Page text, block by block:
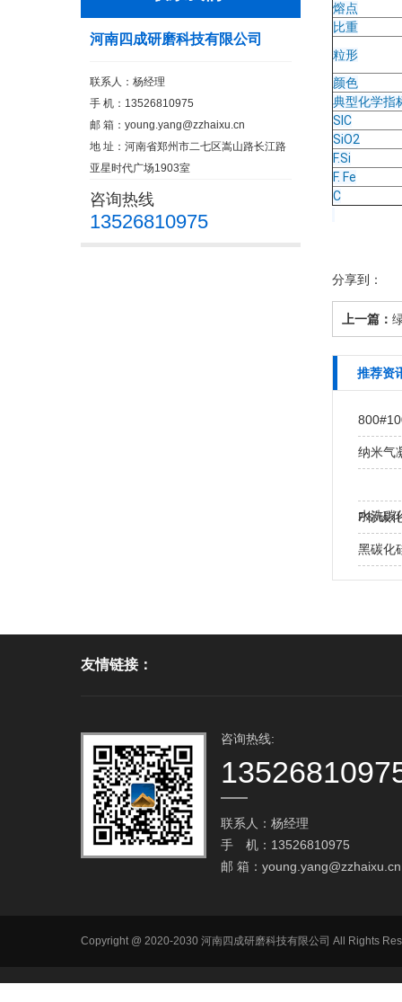
河南四成研磨科技有限公司
联系人：杨经理
手 机：13526810975
邮 箱： young.yang@zzhaixu.cn
地 址：河南省郑州市二七区嵩山路长江路
亚星时代广场1903室
咨询热线
13526810975
熔点
比重
粒形
颜色
典型化学指
SIC
SiO2
F.Si
F. Fe
C
分享到：
上一篇：
推荐资
纳米气
水洗碳
P标碳
黑碳化
友情链接：
咨询热线:
联系人：杨经理
手 机：13526810975
邮 箱： young.yang@zzhaixu.cn
Copyright @ 2020-2030 河南四成研磨科技有限公司 All Rights